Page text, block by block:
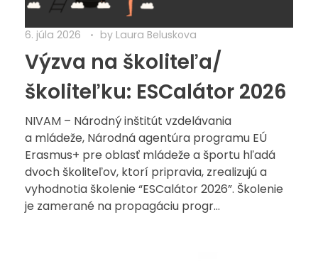
6. júla 2026 by Laura Beluskova
Výzva na školiteľa/
školiteľku: ESCalátor 2026
NIVAM – Národný inštitút vzdelávania
a mládeže, Národná agentúra programu EÚ
Erasmus+ pre oblasť mládeže a športu hľadá
dvoch školiteľov, ktorí pripravia, zrealizujú a
vyhodnotia školenie “ESCalátor 2026”. Školenie
je zamerané na propagáciu progr...